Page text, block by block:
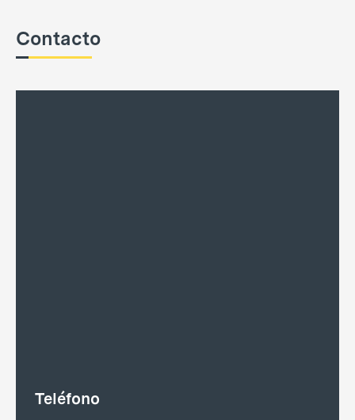
Contacto
Teléfono